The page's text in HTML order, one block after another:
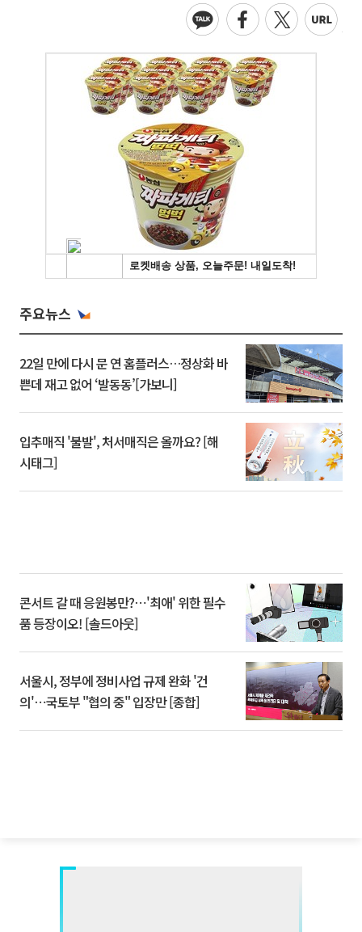
주요뉴스
22일 만에 다시 문 연 홈플러스…정상화 바
쁜데 재고 없어 ‘발동동’[가보니]
입추매직 '불발', 처서매직은 올까요? [해
시태그]
콘서트 갈 때 응원봉만?⋯'최애' 위한 필수
품 등장이오! [솔드아웃]
서울시, 정부에 정비사업 규제 완화 '건
의'⋯국토부 "협의 중" 입장만 [종합]